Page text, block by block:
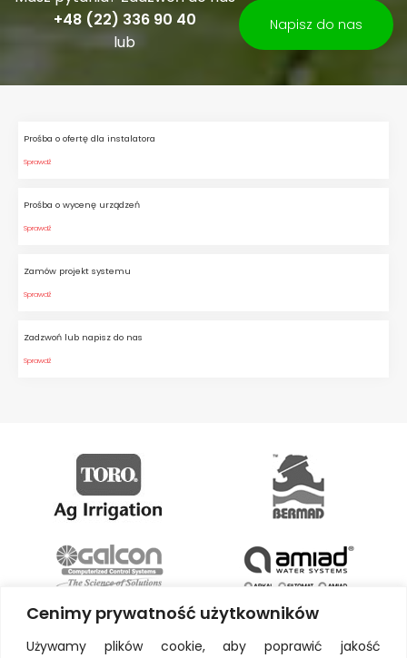
Cenimy prywatność użytkowników
Używamy plików cookie, aby poprawić jakość
+48 (22) 336 90 40
lub
Napisz do nas
Prośba o ofertę dla instalatora
Sprawdź
Prośba o wycenę urządzeń
Sprawdź
Zamów projekt systemu
Sprawdź
Zadzwoń lub napisz do nas
Sprawdź